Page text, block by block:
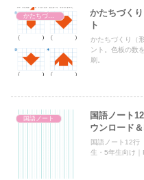
かたちづく
ト
かたちづくり（
ント。色板の数
刷。
国語ノート
国語ノート
ウンロード
国語ノート12行
生・5年生向け